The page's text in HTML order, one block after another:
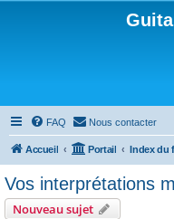
FAQ Nous contacter
Accueil Portail Index du
Vos interprétations
Nouveau sujet